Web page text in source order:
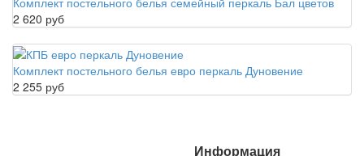
2 620 руб
Комплект постельного белья евро перкаль Дуновение
2 255 руб
Информация